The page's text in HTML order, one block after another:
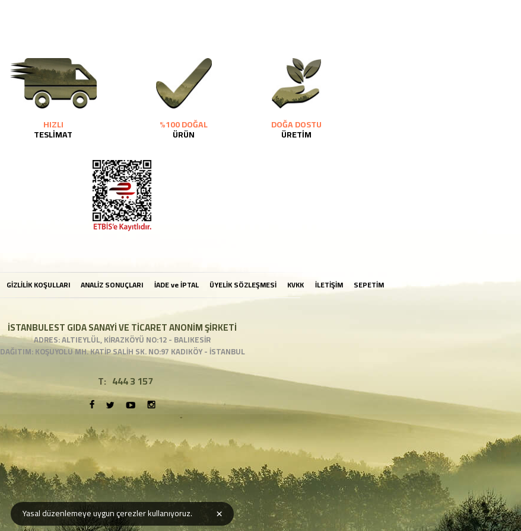
HIZLI
TESLİMAT
%100 DOĞAL
ÜRÜN
DOĞA DOSTU
ÜRETİM
GİZLİLİK KOŞULLARI ANALİZ SONUÇLARI İADE ve İPTAL ÜYELİK SÖZLEŞMESİ KVKK İLETİŞİM SEPETİM
İSTANBULEST GIDA SANAYİ VE TİCARET ANONİM ŞİRKETİ
ADRES: ALTIEYLÜL, KİRAZKÖYÜ NO:12 - BALIKESİR
DAĞITIM: KOŞUYOLU MH. KATİP SALİH SK. NO:97 KADIKÖY - İSTANBUL
T: 444 3 157
Yasal düzenlemeye uygun çerezler kullanıyoruz. ×